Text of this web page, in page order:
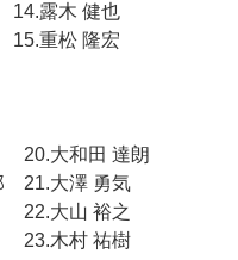
14.露木 健也
15.重松 隆宏
20.大和田 達朗
21.大澤 勇気
22.大山 裕之
23.木村 祐樹